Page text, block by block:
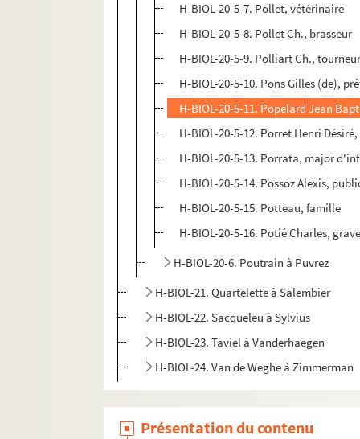
H-BIOL-20-5-7. Pollet, vétérinaire
H-BIOL-20-5-8. Pollet Ch., brasseur
H-BIOL-20-5-9. Polliart Ch.,
H-BIOL-20-5-10. Pons Gilles (de),
H-BIOL-20-5-11. Popelard Jean
H-BIOL-20-5-12. Porret Henri
H-BIOL-20-5-13. Porrata, major
H-BIOL-20-5-14. Possoz Alexis,
H-BIOL-20-5-15. Potteau, famille
H-BIOL-20-5-16. Potié Charles,
H-BIOL-20-6. Poutrain à Puvrez
H-BIOL-21. Quartelette à Salembier
H-BIOL-22. Sacqueleu à Sylvius
H-BIOL-23. Taviel à Vanderhaegen
H-BIOL-24. Van de Weghe à Zimmerman
Présentation du contenu